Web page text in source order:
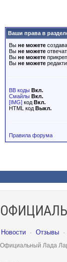
Ваши права в
Вы не можете
Вы не можете
Вы не можете
Вы не можете
BB коды Вкл.
Смайлы Вкл.
[IMG] код Вкл.
HTML код Выкл.
Правила форума
Новости · Отзывы ·
Официальный Лада